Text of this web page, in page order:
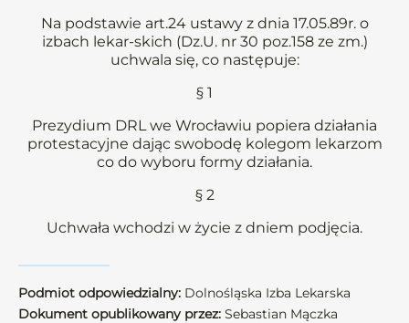
Na podstawie art.24 ustawy z dnia 17.05.89r. o
izbach lekar-skich (Dz.U. nr 30 poz.158 ze zm.)
uchwala się, co następuje:
§ 1
Prezydium DRL we Wrocławiu popiera działania
protestacyjne dając swobodę kolegom lekarzom
co do wyboru formy działania.
§ 2
Uchwała wchodzi w życie z dniem podjęcia.
Podmiot odpowiedzialny: Dolnośląska Izba Lekarska
Dokument opublikowany przez: Sebastian Mączka